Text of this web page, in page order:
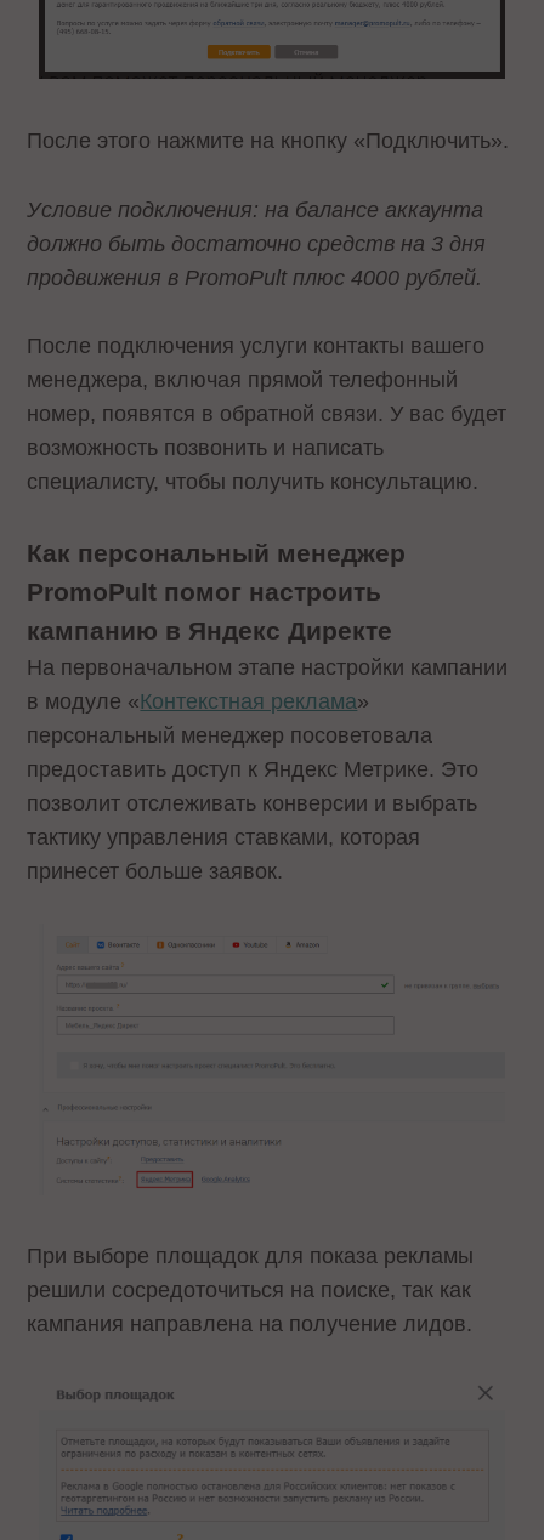
После этого нажмите на кнопку «Подключить».
Условие подключения: на балансе аккаунта
должно быть достаточно средств на 3 дня
продвижения в PromoPult плюс 4000 рублей.
После подключения услуги контакты вашего
менеджера, включая прямой телефонный
номер, появятся в обратной связи. У вас будет
возможность позвонить и написать
специалисту, чтобы получить консультацию.
Как персональный менеджер
PromoPult помог настроить
кампанию в Яндекс Директе
На первоначальном этапе настройки кампании
в модуле «Контекстная реклама»
персональный менеджер посоветовала
предоставить доступ к Яндекс Метрике. Это
позволит отслеживать конверсии и выбрать
тактику управления ставками, которая
принесет больше заявок.
При выборе площадок для показа рекламы
решили сосредоточиться на поиске, так как
кампания направлена на получение лидов.